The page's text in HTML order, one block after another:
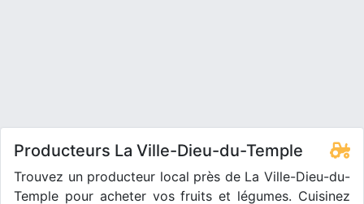
Producteurs La Ville-Dieu-du-Temple
Trouvez un producteur local près de La Ville-Dieu-du-
Temple pour acheter vos fruits et légumes. Cuisinez